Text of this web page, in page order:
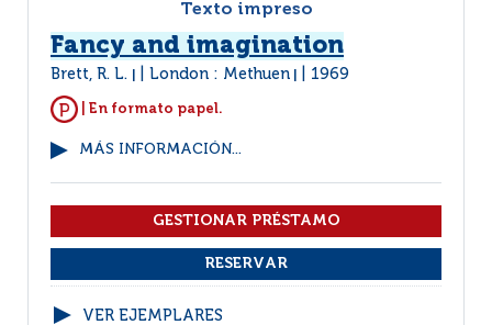
Texto impreso
Fancy and imagination
Brett, R. L. London : Methuen 1969
| En formato papel.
MÁS INFORMACIÓN...
VER EJEMPLARES